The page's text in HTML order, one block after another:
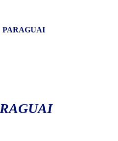
PARAGUAI